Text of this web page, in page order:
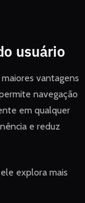
usuário
vantagens
navegação
em qualquer
e reduz
explora mais